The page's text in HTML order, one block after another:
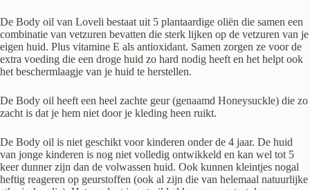
De Body oil van Loveli bestaat uit 5 plantaardige oliën die samen een
combinatie van vetzuren bevatten die sterk lijken op de vetzuren van je
eigen huid. Plus vitamine E als antioxidant. Samen zorgen ze voor de
extra voeding die een droge huid zo hard nodig heeft en het helpt ook
het beschermlaagje van je huid te herstellen.
De Body oil heeft een heel zachte geur (genaamd Honeysuckle) die zo
zacht is dat je hem niet door je kleding heen ruikt.
De Body oil is niet geschikt voor kinderen onder de 4 jaar. De huid
van jonge kinderen is nog niet volledig ontwikkeld en kan wel tot 5
keer dunner zijn dan de volwassen huid. Ook kunnen kleintjes nogal
heftig reageren op geurstoffen (ook al zijn die van helemaal natuurlijke